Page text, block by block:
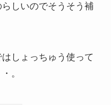
しいのでそうそう補
しょっちゅう使って
。